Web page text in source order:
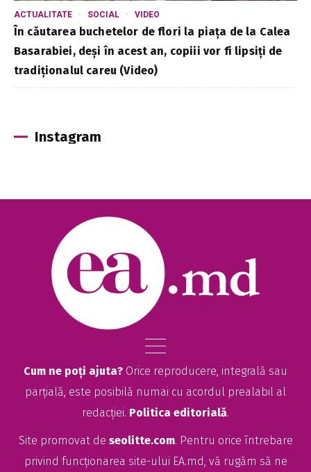
ACTUALITATE SOCIAL VIDEO
În căutarea buchetelor de flori la piața de la Calea
Basarabiei, deși în acest an, copiii vor fi lipsiți de
tradiționalul careu (Video)
Instagram
Cum ne poți ajuta? Orice reproducere, integrală sau
parțială, este posibilă numai cu acordul prealabil al
redacției. Politica editorială.
Site promovat de seolitte.com. Pentru orice întrebare
privind funcționarea site-ului EA.md, vă rugăm să ne